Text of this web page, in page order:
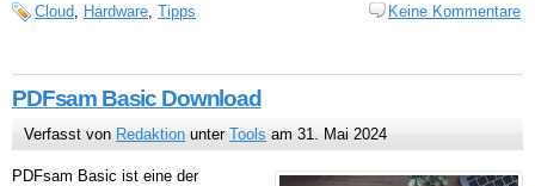
Cloud Hardware Tipps Keine Kommentare
PDFsam Basic Download
Verfasst von Redaktion unterTools am 31. Mai 2024
PDFsam Basic ist eine der